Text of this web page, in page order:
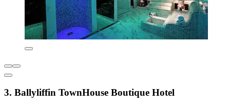
3. Ballyliffin TownHouse Boutique Hotel